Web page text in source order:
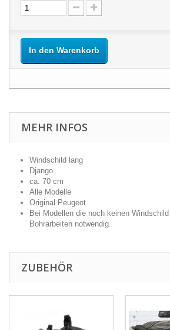
In den Warenkorb
MEHR INFOS
Windschild lang
Django
ca. 70 cm
Alle Modelle
Original Peugeot
Bei Modellen die noch keinen
Bohrarbeiten notwendig.
ZUBEHÖR